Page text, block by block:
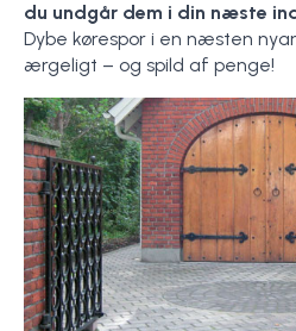
du undgår dem i din næste
Dybe kørespor i en næsten
ærgeligt – og spild af penge!